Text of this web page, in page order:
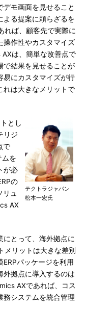
モ画面を見せること
よる提案に頼らざるを
れば、顧客先で実際に
操作性やカスタマイズ
は、簡単な改善点で
で結果を見せることが
易にカスタマイズが行
れは大きなメリットで
テクトラジャパン
松本一宏氏
とし
リジ
で
ムを
が必
の
ュ
AX
とって、海外拠点に
メリットは大きな差別
パッケージを利用
外拠点に導入するのは
AXであれば、コス
務システムを統合管理